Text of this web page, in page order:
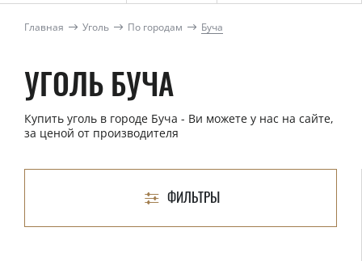
Главная Уголь По городам Буча
УГОЛЬ БУЧА
Купить уголь в городе Буча - Ви можете у нас на сайте,
за ценой от производителя
ФИЛЬТРЫ